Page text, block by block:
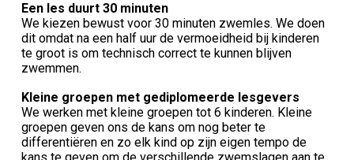
Een les duurt 30 minuten
We kiezen bewust voor 30 minuten zwemles. We doen
dit omdat na een half uur de vermoeidheid bij kinderen
te groot is om technisch correct te kunnen blijven
zwemmen.
Kleine groepen met gediplomeerde lesgevers
We werken met kleine groepen tot 6 kinderen. Kleine
groepen geven ons de kans om nog beter te
differentiëren en zo elk kind op zijn eigen tempo de